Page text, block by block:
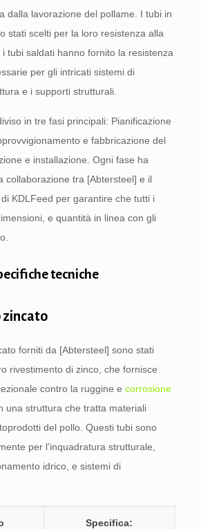
dalla lavorazione del pollame. I tubi in
stati scelti per la loro resistenza alla
tubi saldati hanno fornito la resistenza
per gli intricati sistemi di
e i supporti strutturali.
in tre fasi principali: Pianificazione
e fabbricazione del
e installazione. Ogni fase ha
collaborazione tra [Abtersteel] e il
KDLFeed per garantire che tutti i
e quantità in linea con gli
tecniche
zincato
forniti da [Abtersteel] sono stati
rivestimento di zinco, che fornisce
contro la ruggine e corrosione
struttura che tratta materiali
del pollo. Questi tubi sono
per l'inquadratura strutturale,
idrico, e sistemi di
Specifica: